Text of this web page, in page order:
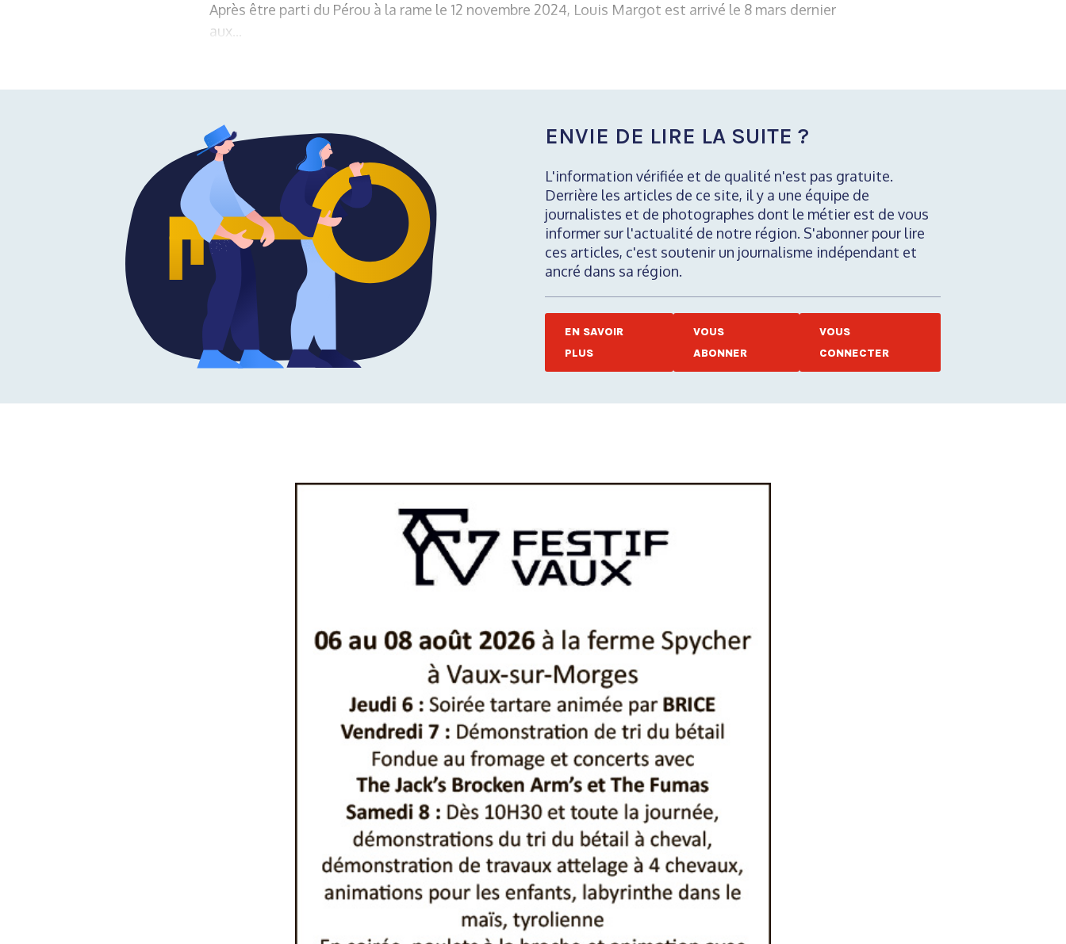
Après être parti du Pérou à la rame le 12 novembre 2024, Louis Margot est arrivé le 8 mars dernier
aux...
ENVIE DE LIRE LA SUITE ?
L'information vérifiée et de qualité n'est pas gratuite.
Derrière les articles de ce site, il y a une équipe de
journalistes et de photographes dont le métier est de vous
informer sur l'actualité de notre région. S'abonner pour lire
ces articles, c'est soutenir un journalisme indépendant et
ancré dans sa région.
EN SAVOIR
PLUS
VOUS
ABONNER
VOUS
CONNECTER